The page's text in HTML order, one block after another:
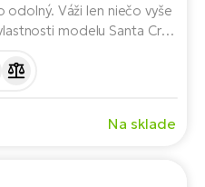
odolný. Váži len niečo vyše
modelu Santa Cruz
VPP™, kolesám MX
Na sklade